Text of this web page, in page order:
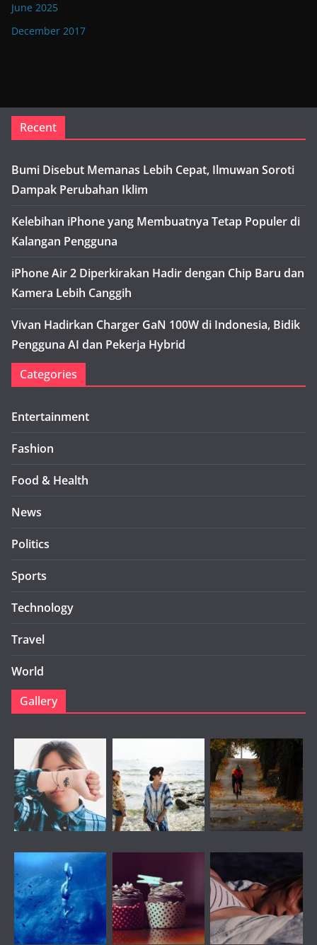
June 2025
December 2017
Recent
Bumi Disebut Memanas Lebih Cepat, Ilmuwan Soroti
Dampak Perubahan Iklim
Kelebihan iPhone yang Membuatnya Tetap Populer di
Kalangan Pengguna
iPhone Air 2 Diperkirakan Hadir dengan Chip Baru dan
Kamera Lebih Canggih
Vivan Hadirkan Charger GaN 100W di Indonesia, Bidik
Pengguna AI dan Pekerja Hybrid
Categories
Entertainment
Fashion
Food & Health
News
Politics
Sports
Technology
Travel
World
Gallery